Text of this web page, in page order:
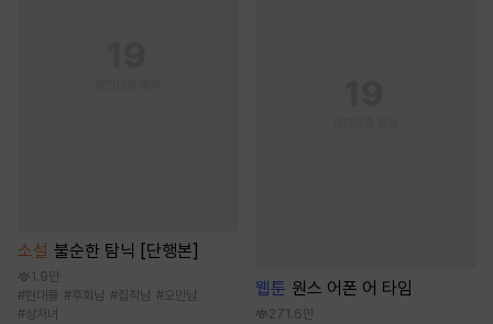
소설 불순한 탐닉 [단행본]
1.9만
#현대물 #후회남 #집착남 #오만남
#상처녀
웹툰 원스 어폰 어 타임
271.6만